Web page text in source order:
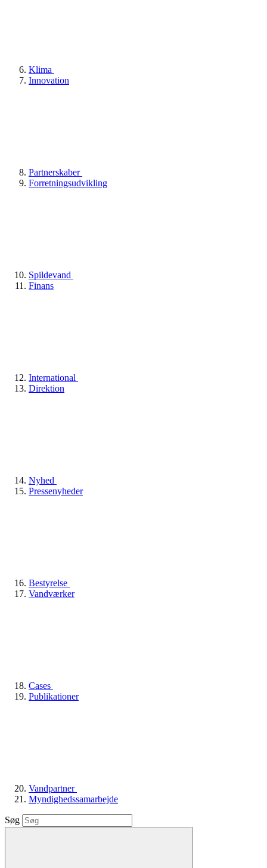
Klima
Innovation
Partnerskaber
Forretningsudvikling
Spildevand
Finans
International
Direktion
Nyhed
Pressenyheder
Bestyrelse
Vandværker
Cases
Publikationer
Vandpartner
Myndighedssamarbejde
Søg